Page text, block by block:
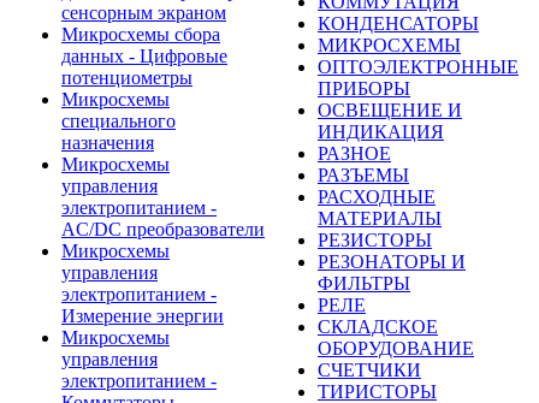
сенсорным экраном
Микросхемы сбора
данных - Цифровые
потенциометры
Микросхемы
специального
назначения
Микросхемы
управления
электропитанием -
AC/DC преобразователи
Микросхемы
управления
электропитанием -
Измерение энергии
Микросхемы
управления
электропитанием -
КОНДЕНСАТОРЫ
МИКРОСХЕМЫ
ОПТОЭЛЕКТРОННЫЕ
ПРИБОРЫ
ОСВЕЩЕНИЕ И
ИНДИКАЦИЯ
РАЗНОЕ
РАЗЪЕМЫ
РАСХОДНЫЕ
МАТЕРИАЛЫ
РЕЗИСТОРЫ
РЕЗОНАТОРЫ И
ФИЛЬТРЫ
РЕЛЕ
СКЛАДСКОЕ
ОБОРУДОВАНИЕ
СЧЕТЧИКИ
ТИРИСТОРЫ